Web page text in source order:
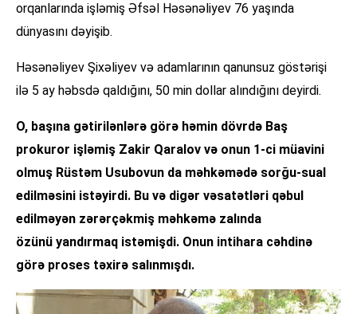
orqanlarında işləmiş Əfsəl Həsənəliyev 76 yaşında
dünyasını dəyişib.
Həsənəliyev Şixəliyev və adamlarının qanunsuz göstərişi
ilə 5 ay həbsdə qaldığını, 50 min dollar alındığını deyirdi.
O, başına gətirilənlərə görə həmin dövrdə Baş
prokuror işləmiş Zakir Qaralov və onun 1-ci müavini
olmuş Rüstəm Usubovun da məhkəmədə sorğu-sual
edilməsini istəyirdi. Bu və digər vəsatətləri qəbul
edilməyən zərərçəkmiş məhkəmə zalında
özünü yandırmaq istəmişdi. Onun intihara cəhdinə
görə proses təxirə salınmışdı.